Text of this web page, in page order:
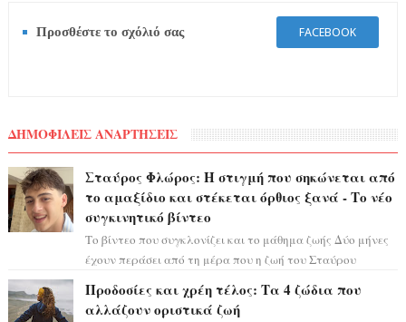
Προσθέστε το σχόλιό σας FACEBOOK
ΔΗΜΟΦΙΛΕΙΣ ΑΝΑΡΤΗΣΕΙΣ
Σταύρος Φλώρος: Η στιγμή που σηκώνεται από
το αμαξίδιο και στέκεται όρθιος ξανά - Το νέο
συγκινητικό βίντεο
Το βίντεο που συγκλονίζει και το μάθημα ζωής Δύο μήνες
έχουν περάσει από τη μέρα που η ζωή του Σταύρου
Προδοσίες και χρέη τέλος: Τα 4 ζώδια που
αλλάζουν οριστικά ζωή